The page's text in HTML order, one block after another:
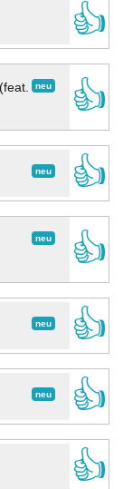
👍
neu
👍
neu
👍
neu
👍
neu
👍
neu
👍
👍